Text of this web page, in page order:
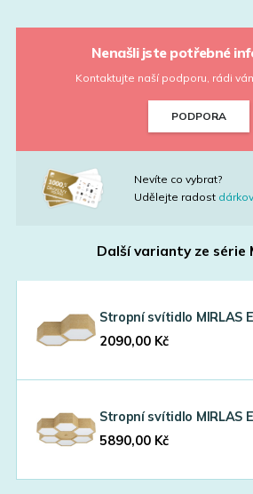
Nenašli jste potřebné
Kontaktujte naší podporu, rádi
PODPORA
Nevíte co vybrat?
Udělejte radost
Další varianty ze série
Stropní svítidlo MIRLAS
2090,00 Kč
Stropní svítidlo MIRLAS
5890,00 Kč